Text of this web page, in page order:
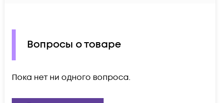
Вопросы о товаре
Пока нет ни одного вопроса.